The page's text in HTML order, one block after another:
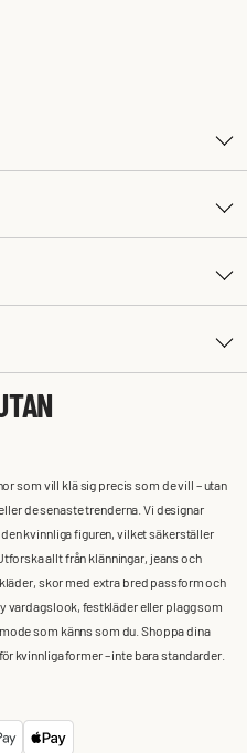
som vill klä sig precis som de vill – utan
de senaste trenderna. Vi designar
kvinnliga figuren, vilket säkerställer
allt från klänningar, jeans och
skor med extra bred passform och
vardagslook, festkläder eller plagg som
som känns som du. Shoppa dina
kvinnliga former – inte bara standarder.